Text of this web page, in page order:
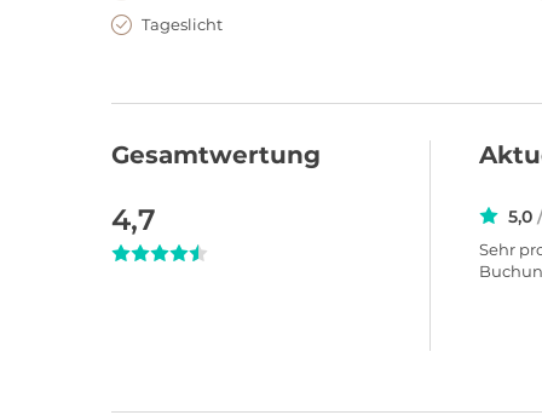
Tageslicht
Gesamtwertung
4,7 5,0
Sehr